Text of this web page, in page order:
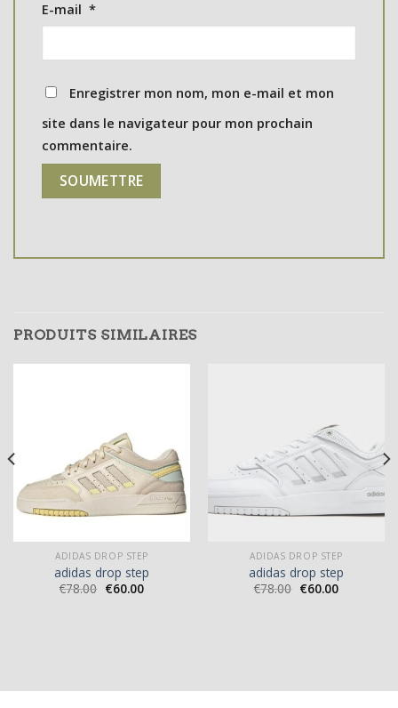
E-mail *
Enregistrer mon nom, mon e-mail et mon
site dans le navigateur pour mon prochain
commentaire.
PRODUITS SIMILAIRES
ADIDAS DROP STEP
adidas drop step
€78.00 €60.00
ADIDAS DROP STEP
adidas drop step
€78.00 €60.00